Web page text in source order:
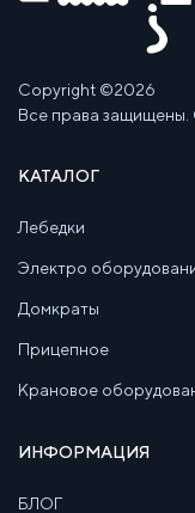
Copyright ©2026
Все права защищены.
КАТАЛОГ
Лебедки
Электро
Домкраты
Прицепное
Крановое
ИНФОРМАЦИЯ
БЛОГ